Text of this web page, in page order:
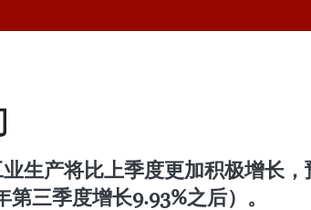
生产将比上季度更加积极增长
三季度增长9.93%之后）。